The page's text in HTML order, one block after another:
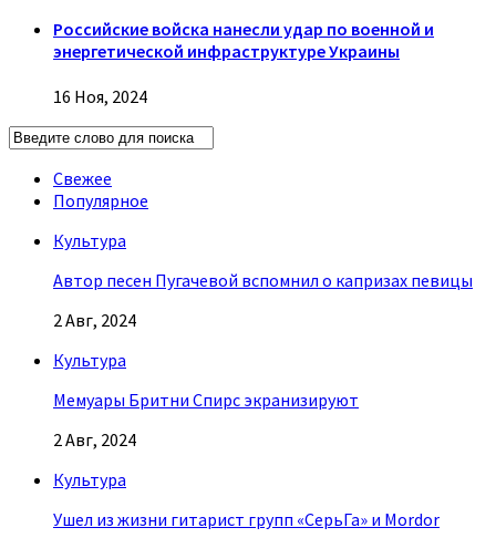
Российские войска нанесли удар по военной и
энергетической инфраструктуре Украины
16 Ноя, 2024
Свежее
Популярное
Культура
Автор песен Пугачевой вспомнил о капризах певицы
2 Авг, 2024
Культура
Мемуары Бритни Спирс экранизируют
2 Авг, 2024
Культура
Ушел из жизни гитарист групп «СерьГа» и Mordor